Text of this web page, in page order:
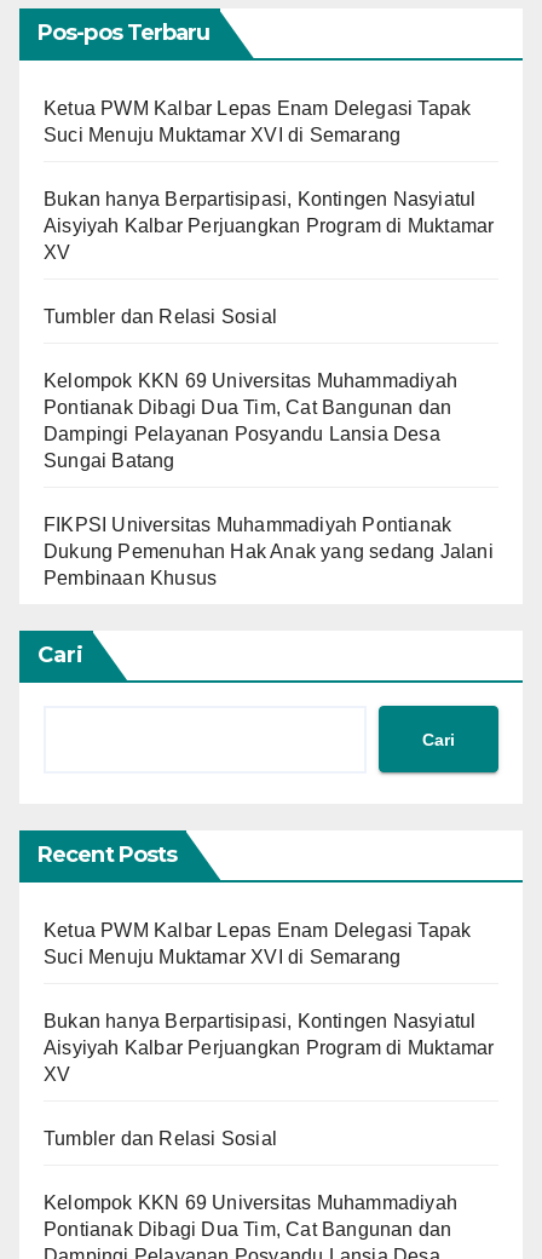
Pos-pos Terbaru
Ketua PWM Kalbar Lepas Enam Delegasi Tapak
Suci Menuju Muktamar XVI di Semarang
Bukan hanya Berpartisipasi, Kontingen Nasyiatul
Aisyiyah Kalbar Perjuangkan Program di Muktamar
XV
Tumbler dan Relasi Sosial
Kelompok KKN 69 Universitas Muhammadiyah
Pontianak Dibagi Dua Tim, Cat Bangunan dan
Dampingi Pelayanan Posyandu Lansia Desa
Sungai Batang
FIKPSI Universitas Muhammadiyah Pontianak
Dukung Pemenuhan Hak Anak yang sedang Jalani
Pembinaan Khusus
Cari
Cari
Recent Posts
Ketua PWM Kalbar Lepas Enam Delegasi Tapak
Suci Menuju Muktamar XVI di Semarang
Bukan hanya Berpartisipasi, Kontingen Nasyiatul
Aisyiyah Kalbar Perjuangkan Program di Muktamar
XV
Tumbler dan Relasi Sosial
Kelompok KKN 69 Universitas Muhammadiyah
Pontianak Dibagi Dua Tim, Cat Bangunan dan